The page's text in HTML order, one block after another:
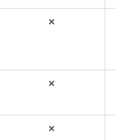
×
×
×